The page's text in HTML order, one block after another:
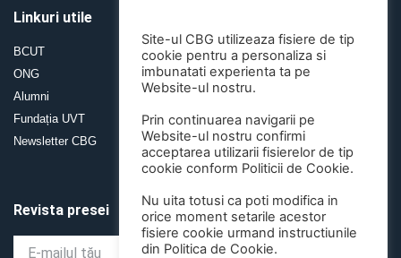
Linkuri utile
BCUT
ONG
Alumni
Fundația UVT
Newsletter CBG
Student Web
Servicii IT
CCOC
E-learning
Revista presei
Site-ul CBG utilizeaza fisiere de tip
cookie pentru a personaliza si
imbunatati experienta ta pe
Website-ul nostru.
Prin continuarea navigarii pe
Website-ul nostru confirmi
acceptarea utilizarii fisierelor de tip
cookie conform Politicii de Cookie.
Nu uita totusi ca poti modifica in
orice moment setarile acestor
fisiere cookie urmand instructiunile
din Politica de Cookie.